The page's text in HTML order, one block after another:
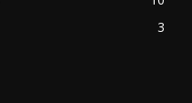
3